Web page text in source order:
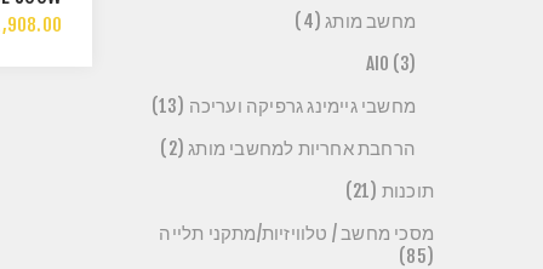
12400
מחשב מותג (4)
AIO (3)
מחשבי גיימינג גרפיקה ועריכה (13)
הרחבת אחריות למחשבי מותג (2)
תוכנות (21)
מסכי מחשב / טלוויזיות/מתקני תלייה
(85)